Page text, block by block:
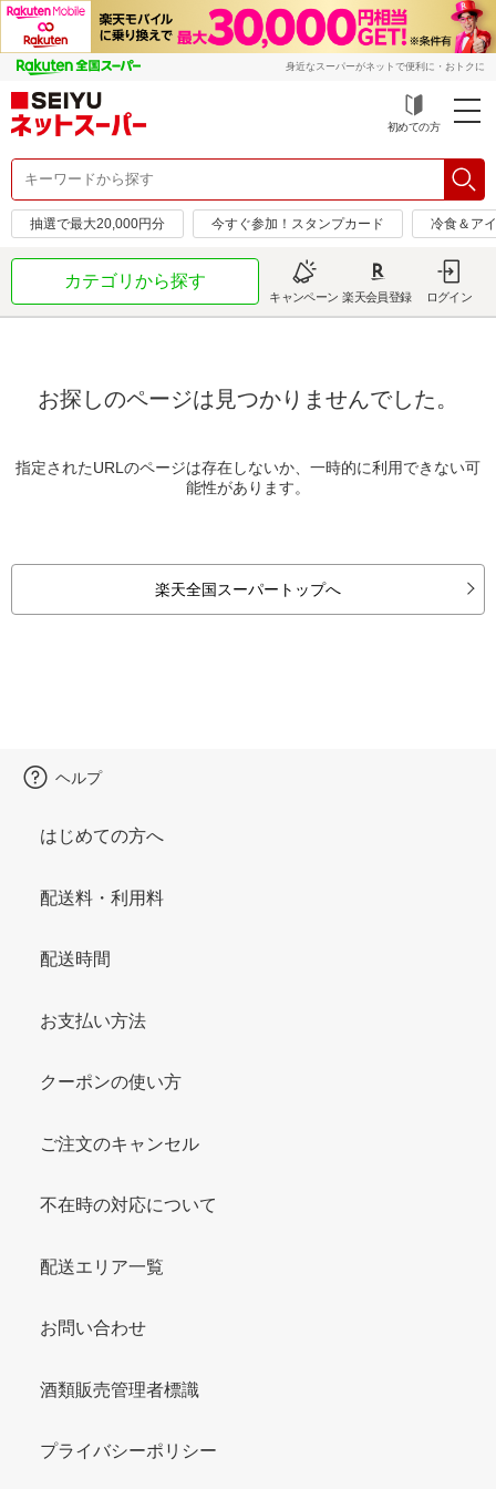
身近なスーパーがネットで便利に・おトクに
初めての方
抽選で最大20,000円分 今すぐ参加！スタンプカード 冷食＆ア
カテゴリから探す
キャンペーン 楽天会員登録 ログイン
お探しのページは見つかりませんでした。
指定されたURLのページは存在しないか、一時的に利用できない可
能性があります。
楽天全国スーパートップへ
ヘルプ
はじめての方へ
配送料・利用料
配送時間
お支払い方法
クーポンの使い方
ご注文のキャンセル
不在時の対応について
配送エリア一覧
お問い合わせ
酒類販売管理者標識
プライバシーポリシー